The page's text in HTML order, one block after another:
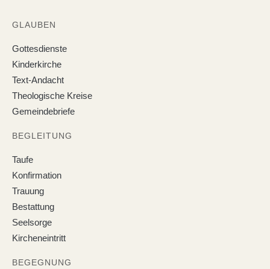
GLAUBEN
Gottesdienste
Kinderkirche
Text-Andacht
Theologische Kreise
Gemeindebriefe
BEGLEITUNG
Taufe
Konfirmation
Trauung
Bestattung
Seelsorge
Kircheneintritt
BEGEGNUNG